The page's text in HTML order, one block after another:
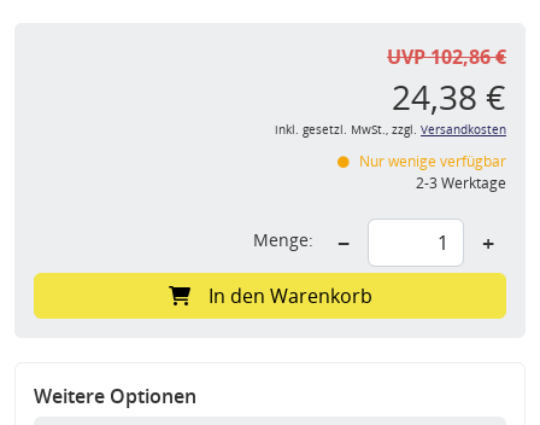
UVP 102,86 €
24,38 €
inkl. gesetzl. MwSt., zzgl. Versandkosten
Nur wenige verfügbar
2-3 Werktage
Menge: − +
In den Warenkorb
Weitere Optionen